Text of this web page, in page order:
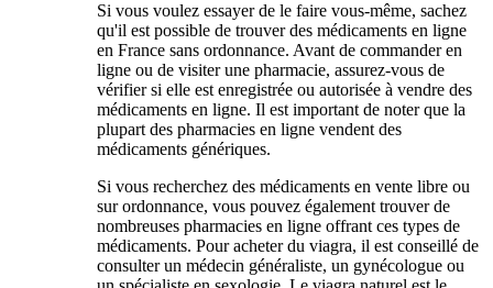
Si vous voulez essayer de le faire vous-même, sachez
qu'il est possible de trouver des médicaments en ligne
en France sans ordonnance. Avant de commander en
ligne ou de visiter une pharmacie, assurez-vous de
vérifier si elle est enregistrée ou autorisée à vendre des
médicaments en ligne. Il est important de noter que la
plupart des pharmacies en ligne vendent des
médicaments génériques.
Si vous recherchez des médicaments en vente libre ou
sur ordonnance, vous pouvez également trouver de
nombreuses pharmacies en ligne offrant ces types de
médicaments. Pour acheter du viagra, il est conseillé de
consulter un médecin généraliste, un gynécologue ou